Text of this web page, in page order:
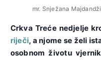
mr. Snježana
Crkva Treće nedjelje
riječi, a njome se želi
osobnom životu